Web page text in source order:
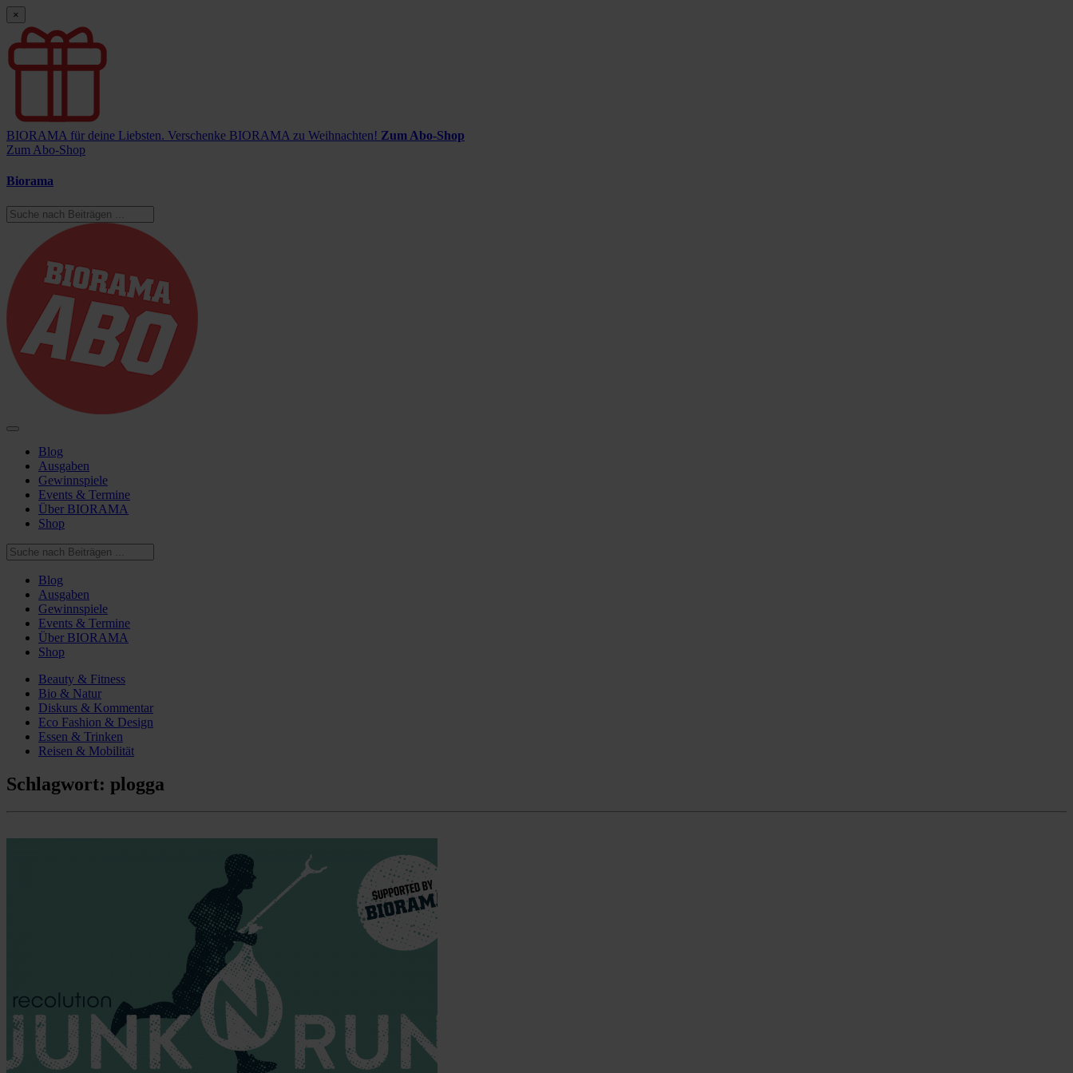
×
BIORAMA für deine Liebsten. Verschenke BIORAMA zu Weihnachten! Zum Abo-Shop
Zum Abo-Shop
Biorama
Blog
Ausgaben
Gewinnspiele
Events & Termine
Über BIORAMA
Shop
Blog
Ausgaben
Gewinnspiele
Events & Termine
Über BIORAMA
Shop
Beauty & Fitness
Bio & Natur
Diskurs & Kommentar
Eco Fashion & Design
Essen & Trinken
Reisen & Mobilität
Schlagwort: plogga